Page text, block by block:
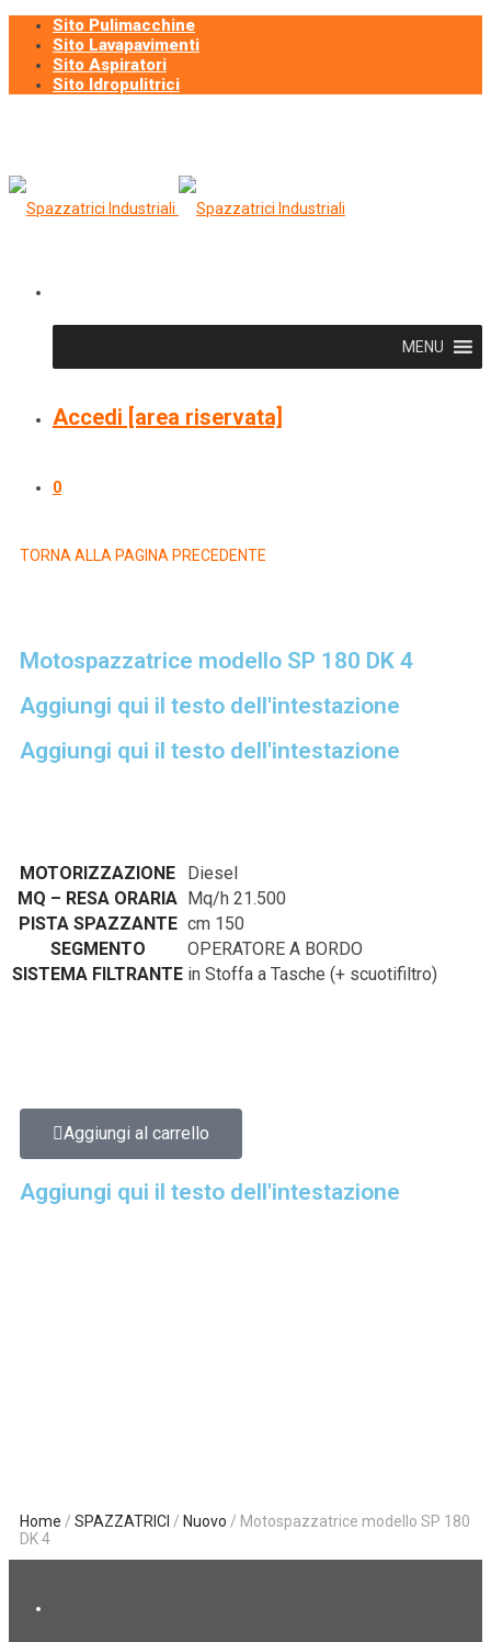
Sito Pulimacchine
Sito Lavapavimenti
Sito Aspiratori
Sito Idropulitrici
MENU
Accedi [area riservata]
0
TORNA ALLA PAGINA PRECEDENTE
Motospazzatrice modello SP 180 DK 4
Aggiungi qui il testo dell'intestazione
Aggiungi qui il testo dell'intestazione
MOTORIZZAZIONE
Diesel
MQ – RESA ORARIA Mq/h 21.500
PISTA SPAZZANTE cm 150
SEGMENTO
OPERATORE A BORDO
SISTEMA FILTRANTE in Stoffa a Tasche (+ scuotifiltro)
Aggiungi al carrello
Aggiungi qui il testo dell'intestazione
Home / SPAZZATRICI / Nuovo / Motospazzatrice modello SP 180
DK 4